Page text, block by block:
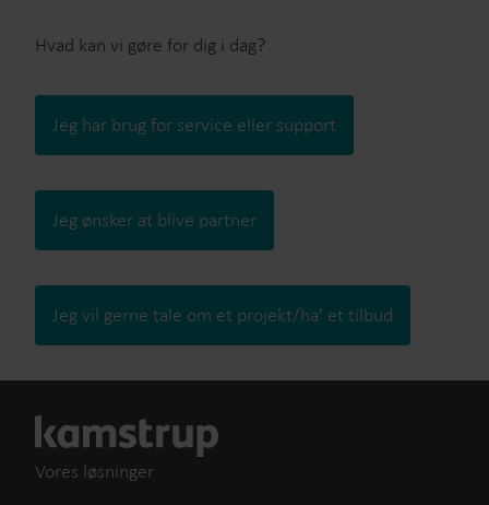
Hvad kan vi gøre for dig i dag?
Jeg har brug for service eller support
Jeg ønsker at blive partner
Jeg vil gerne tale om et projekt/ha' et tilbud
Vores løsninger